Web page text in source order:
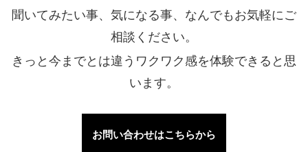
聞いてみたい事、気になる事、なんでもお気軽にご
相談ください。
きっと今までとは違うワクワク感を体験できると思
います。
お問い合わせはこちらから